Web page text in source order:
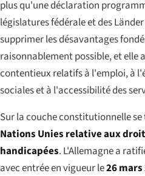
plus qu'une déclaration
législatures fédérale et des
supprimer les désavantages
raisonnablement possible, et elle
contentieux relatifs à l'emploi, à
sociales et à l'accessibilité des
Sur la couche constitutionnelle
Nations Unies relative aux
handicapées. L'Allemagne a
avec entrée en vigueur le26 mars